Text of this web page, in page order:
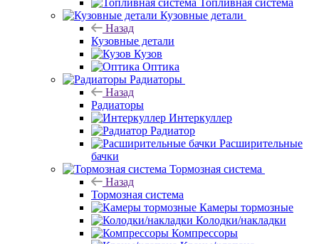
Топливная система
Кузовные детали
Назад
Кузовные детали
Кузов
Оптика
Радиаторы
Назад
Радиаторы
Интеркуллер
Радиатор
Расширительные
бачки
Тормозная система
Назад
Тормозная система
Камеры тормозные
Колодки/накладки
Компрессоры